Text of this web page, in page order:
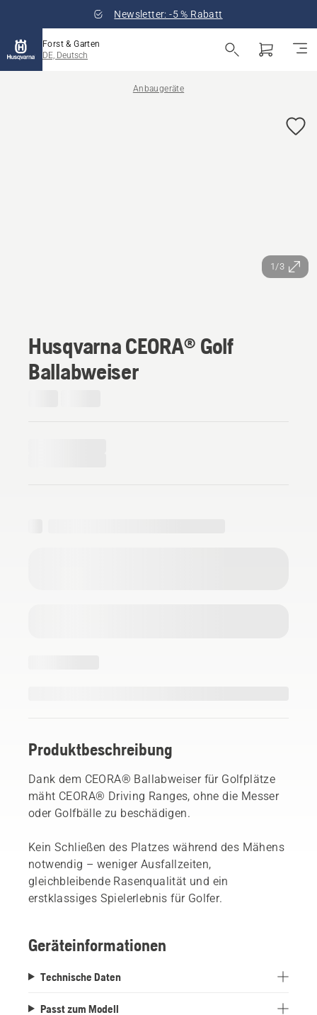
Newsletter: -5 % Rabatt
Forst & Garten
DE, Deutsch
Anbaugeräte
1/3
Husqvarna CEORA® Golf
Ballabweiser
Produktbeschreibung
Dank dem CEORA® Ballabweiser für Golfplätze
mäht CEORA® Driving Ranges, ohne die Messer
oder Golfbälle zu beschädigen.
Kein Schließen des Platzes während des Mähens
notwendig – weniger Ausfallzeiten,
gleichbleibende Rasenqualität und ein
erstklassiges Spielerlebnis für Golfer.
Geräteinformationen
Technische Daten
Passt zum Modell